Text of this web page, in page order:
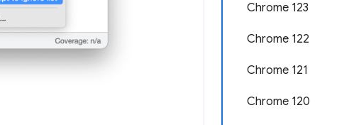
Chrome 123
Chrome 122
Chrome 121
Chrome 120